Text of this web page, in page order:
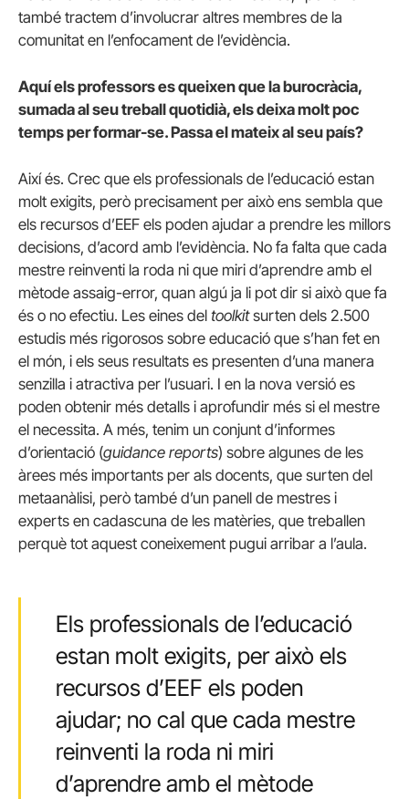
també tractem d’involucrar altres membres de la
comunitat en l’enfocament de l’evidència.
Aquí els professors es queixen que la burocràcia,
sumada al seu treball quotidià, els deixa molt poc
temps per formar-se. Passa el mateix al seu país?
Així és. Crec que els professionals de l’educació estan
molt exigits, però precisament per això ens sembla que
els recursos d’EEF els poden ajudar a prendre les millors
decisions, d’acord amb l’evidència. No fa falta que cada
mestre reinventi la roda ni que miri d’aprendre amb el
mètode assaig-error, quan algú ja li pot dir si això que fa
és o no efectiu. Les eines del toolkitsurten dels 2.500
estudis més rigorosos sobre educació que s’han fet en
el món, i els seus resultats es presenten d’una manera
senzilla i atractiva per l’usuari. I en la nova versió es
poden obtenir més detalls i aprofundir més si el mestre
el necessita. A més, tenim un conjunt d’informes
d’orientació (guidance reports) sobre algunes de les
àrees més importants per als docents, que surten del
metaanàlisi, però també d’un panell de mestres i
experts en cadascuna de les matèries, que treballen
perquè tot aquest coneixement pugui arribar a l’aula.
Els professionals de l’educació
estan molt exigits, per això els
recursos d’EEF els poden
ajudar; no cal que cada mestre
reinventi la roda ni miri
d’aprendre amb el mètode